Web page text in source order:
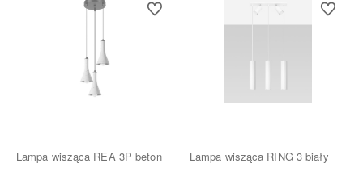
Lampa wisząca REA 3P beton
Do ulubionych
Lampa wisząca RING 3 biały
Do